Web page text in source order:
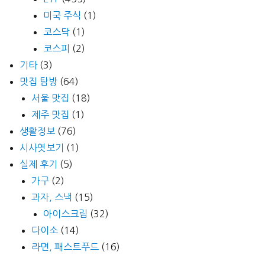
미국 주식 (1)
코스닥 (1)
코스피 (2)
기타(3)
맛집 탐방 (64)
서울 맛집 (18)
제주 맛집 (1)
생활정보 (76)
시사엿보기
(1)
실제 후기
(5)
가구 (2)
과자, 스낵 (15)
아이스크림 (32)
다이소 (14)
라면, 패스트푸드 (16)